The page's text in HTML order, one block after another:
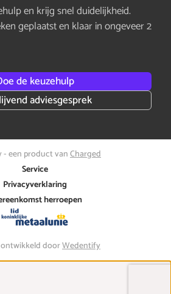
en krijg snel duidelijkheid.
geplaatst en klaar in ongeveer 2
de keuzehulp
adviesgesprek
- een product vanCharged
Service
Privacyverklaring
herroepen
doorWedentify